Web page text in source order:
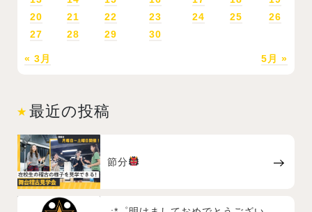
« 3月 5月 »
20
21 22 23 24 25
26
27
28 29 30
最近の投稿
節分